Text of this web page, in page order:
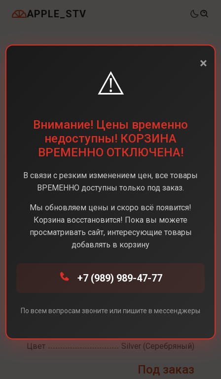
APPLE_STV
MacBook Pro 14 M5
Диагональ экрана
Встроенная память
Оперативная память
16 ГБ
Цвет
Silver (Серебряный)
Под заказ
×
⚠️
Внимание! Цены временно
недоступны! КОРЗИНА
ВРЕМЕННО ОТКЛЮЧЕНА!
В связи с резким изменением цен, все товары
ВРЕМЕННО доступны только под заказ.
Мы обновляем цены и скоро всё появится!
Корзина восстановится! Пока вы можете
просматривать сайт, интересующие товары
добавлять в корзину
+7 (989) 989-47-77
По всем вопросам звоните или пишите в мессенджеры